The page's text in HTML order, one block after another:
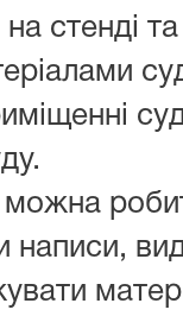
стенді та
написи,